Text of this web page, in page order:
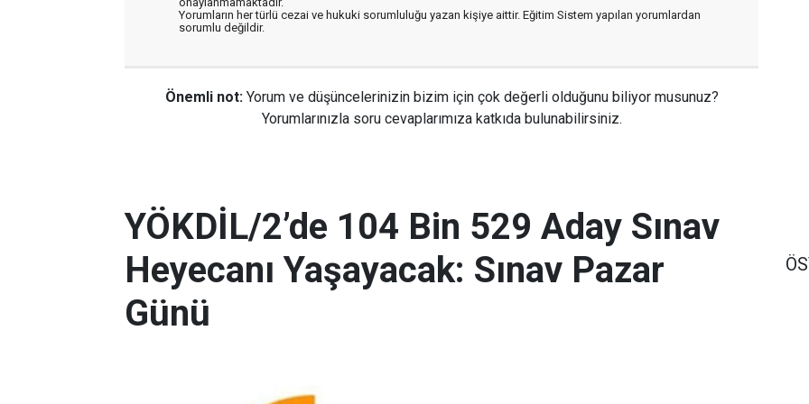
Yorumların her türlü cezai ve hukuki sorumluluğu yazan kişiye aittir. Eğitim Sistem yapılan yorumlardan
sorumlu değildir.
Önemli not: Yorum ve düşüncelerinizin bizim için çok değerli olduğunu biliyor musunuz?
Yorumlarınızla soru cevaplarımıza katkıda bulunabilirsiniz.
YÖKDİL/2’de 104 Bin 529 Aday Sınav
Heyecanı Yaşayacak: Sınav Pazar
Günü